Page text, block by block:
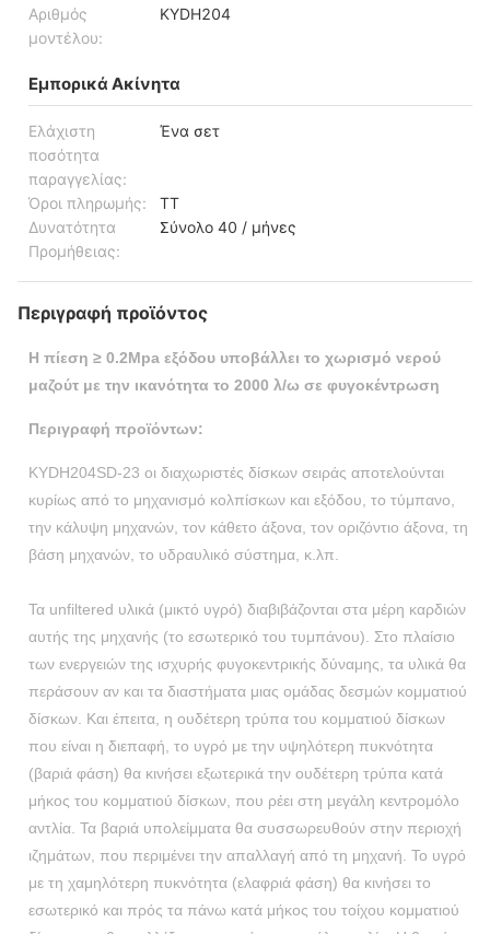
Αριθμός
μοντέλου:
KYDH204
Εμπορικά Ακίνητα
Ελάχιστη
ποσότητα
παραγγελίας:
Ένα σετ
Όροι πληρωμής:
TT
Δυνατότητα
Προμήθειας:
Σύνολο 40 / μήνες
Περιγραφή προϊόντος
Η πίεση ≥ 0.2Mpa εξόδου υποβάλλει το χωρισμό νερού
μαζούτ με την ικανότητα το 2000 λ/ω σε φυγοκέντρωση
Περιγραφή προϊόντων:
KYDH204SD-23 οι διαχωριστές δίσκων σειράς αποτελούνται
κυρίως από το μηχανισμό κολπίσκων και εξόδου, το τύμπανο,
την κάλυψη μηχανών, τον κάθετο άξονα, τον οριζόντιο άξονα, τη
βάση μηχανών, το υδραυλικό σύστημα, κ.λπ.
Τα unfiltered υλικά (μικτό υγρό) διαβιβάζονται στα μέρη καρδιών
αυτής της μηχανής (το εσωτερικό του τυμπάνου). Στο πλαίσιο
των ενεργειών της ισχυρής φυγοκεντρικής δύναμης, τα υλικά θα
περάσουν αν και τα διαστήματα μιας ομάδας δεσμών κομματιού
δίσκων. Και έπειτα, η ουδέτερη τρύπα του κομματιού δίσκων
που είναι η διεπαφή, το υγρό με την υψηλότερη πυκνότητα
(βαριά φάση) θα κινήσει εξωτερικά την ουδέτερη τρύπα κατά
μήκος του κομματιού δίσκων, που ρέει στη μεγάλη κεντρομόλο
αντλία. Τα βαριά υπολείμματα θα συσσωρευθούν στην περιοχή
ιζημάτων, που περιμένει την απαλλαγή από τη μηχανή. Το υγρό
με τη χαμηλότερη πυκνότητα (ελαφριά φάση) θα κινήσει το
εσωτερικό και πρός τα πάνω κατά μήκος του τοίχου κομματιού